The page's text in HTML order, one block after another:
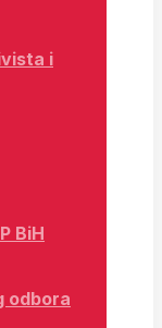
i
BiH
odbora